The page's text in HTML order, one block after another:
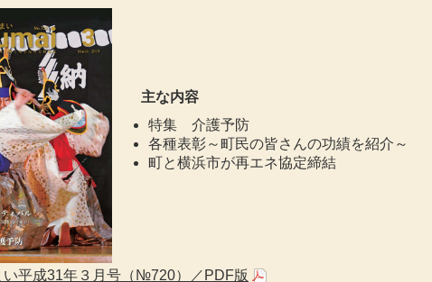
主な内容
特集 介護予防
各種表彰～町民の皆さんの功績を紹介～
町と横浜市が再エネ協定締結
い平成31年３月号（№720）／PDF版